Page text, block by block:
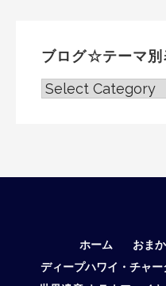
ブログ☆テーマ別
ブ
示
ホーム
おま
ディープハワイ・チャー